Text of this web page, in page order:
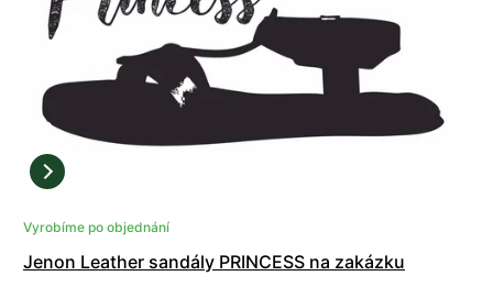
Vyrobíme po objednání
Jenon Leather sandály PRINCESS na zakázku